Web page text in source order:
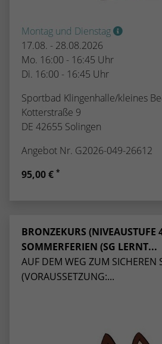
Montag und Dienstag
17.08. - 28.08.2026
Mo. 16:00 - 16:45 Uhr
Di. 16:00 - 16:45 Uhr
Sportbad Klingenhalle/kleines
Kotterstraße 9
DE 42655 Solingen
Angebot Nr. G2026-049-26612
95,00 € *
BRONZEKURS (NIVEAUSTUFE
SOMMERFERIEN (SG LERNT...
AUF DEM WEG ZUM SICHEREN
(VORAUSSETZUNG:...